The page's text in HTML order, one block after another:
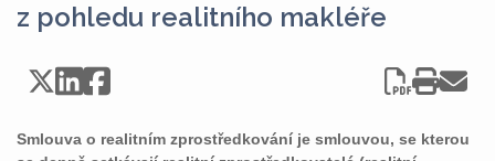
z pohledu realitního makléře
Smlouva o realitním zprostředkování je smlouvou, se kterou